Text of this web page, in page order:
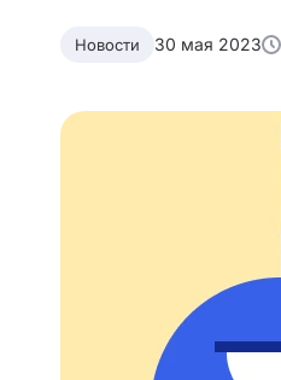
Новости 30 мая 2023